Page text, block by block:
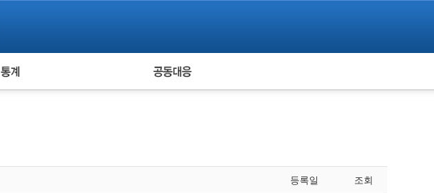
누적 피해사례 통계 피해자 공동대응
등록일 조회